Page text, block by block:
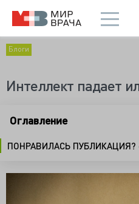
Блоги
Интеллект падает
Оглавление
ПОНРАВИЛАСЬ ПУБЛИКАЦИЯ?